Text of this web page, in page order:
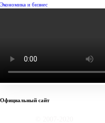
Экономика и бизнес
Официальный сайт